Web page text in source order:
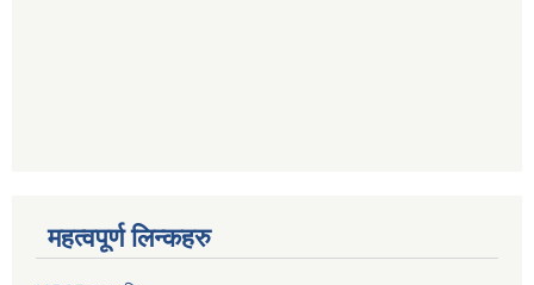
महत्वपूर्ण लिन्कहरु